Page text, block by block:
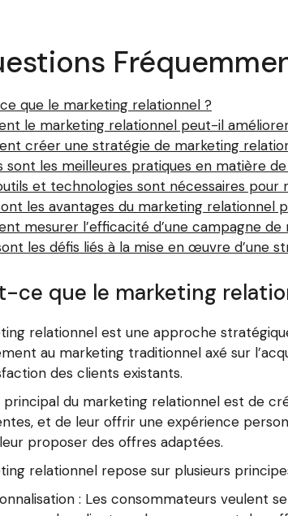
que le marketing relationnel ?
le marketing relationnel peut-il
créer une stratégie de marketing
sont les meilleures pratiques en matière
et technologies sont nécessaires
les avantages du marketing
mesurer l’efficacité d’une campagne
les défis liés à la mise en œuvre d’une
ce que le marketing
relationnel est une approche
au marketing traditionnel axé sur
des clients existants.
principal du marketing relationnel est de
et de leur offrir une expérience
proposer des offres adaptées.
relationnel repose sur plusieurs
: Les consommateurs veulent